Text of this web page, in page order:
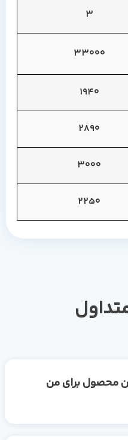
3
33000
1940
2890
3000
2250
محصول برای من